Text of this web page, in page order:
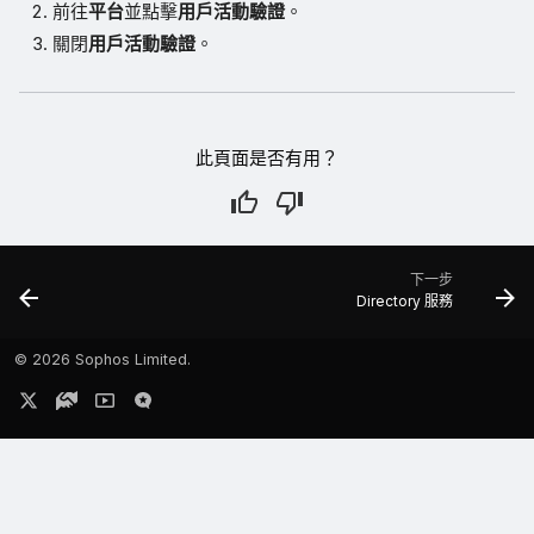
前往平台並點擊用戶活動驗證。
關閉用戶活動驗證。
此頁面是否有用？
下一步
Directory 服務
© 2026 Sophos Limited.